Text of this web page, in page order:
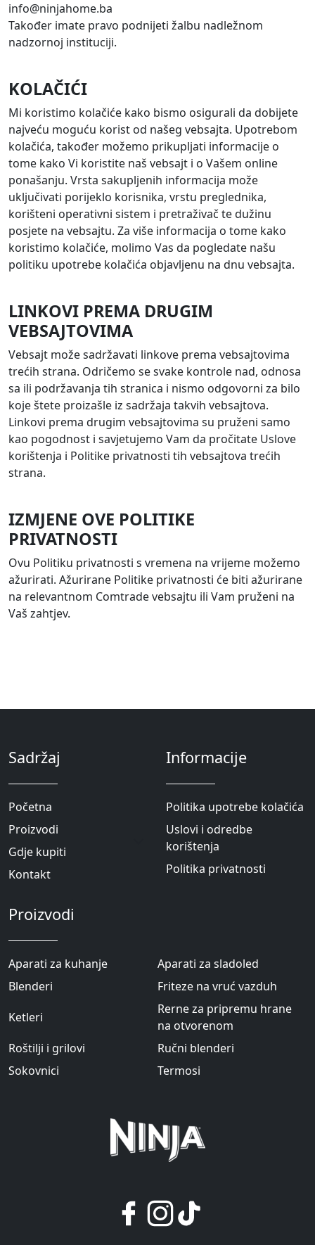
info@ninjahome.ba
Također imate pravo podnijeti žalbu nadležnom
nadzornoj instituciji.
KOLAČIĆI
Mi koristimo kolačiće kako bismo osigurali da dobijete
najveću moguću korist od našeg vebsajta. Upotrebom
kolačića, također možemo prikupljati informacije o
tome kako Vi koristite naš vebsajt i o Vašem online
ponašanju. Vrsta sakupljenih informacija može
uključivati porijeklo korisnika, vrstu preglednika,
korišteni operativni sistem i pretraživač te dužinu
posjete na vebsajtu. Za više informacija o tome kako
koristimo kolačiće, molimo Vas da pogledate našu
politiku upotrebe kolačića objavljenu na dnu vebsajta.
LINKOVI PREMA DRUGIM
VEBSAJTOVIMA
Vebsajt može sadržavati linkove prema vebsajtovima
trećih strana. Odričemo se svake kontrole nad, odnosa
sa ili podržavanja tih stranica i nismo odgovorni za bilo
koje štete proizašle iz sadržaja takvih vebsajtova.
Linkovi prema drugim vebsajtovima su pruženi samo
kao pogodnost i savjetujemo Vam da pročitate Uslove
korištenja i Politike privatnosti tih vebsajtova trećih
strana.
IZMJENE OVE POLITIKE
PRIVATNOSTI
Ovu Politiku privatnosti s vremena na vrijeme možemo
ažurirati. Ažurirane Politike privatnosti će biti ažurirane
na relevantnom Comtrade vebsajtu ili Vam pruženi na
Vaš zahtjev.
Sadržaj
Pоčetna
Proizvodi
Gdje kupiti
Kontakt
Informacije
Politika upotrebe kolačića
Uslovi i odredbe
korištenja
Politika privatnosti
Proizvodi
Aparati za kuhanje
Aparati za sladoled
Blenderi
Friteze na vruć vazduh
Ketleri
Rerne za pripremu hrane
na otvorenom
Roštilji i grilovi
Ručni blenderi
Sokovnici
Termosi